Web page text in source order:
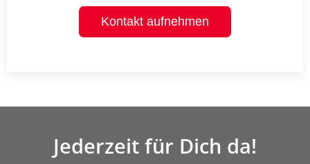
Kontakt aufnehmen
Jederzeit für Dich da!